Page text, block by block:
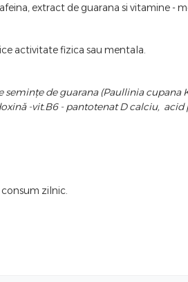
extract de guarana si vitamine -
activitate fizica sau mentala.
semințe de guarana (Paullinia
-vit.B6 - pantotenat D calciu,
zilnic.